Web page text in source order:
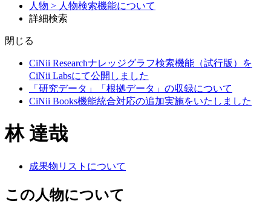
人物 > 人物検索機能について
詳細検索
閉じる
CiNii Researchナレッジグラフ検索機能（試行版）を
CiNii Labsにて公開しました
「研究データ」「根拠データ」の収録について
CiNii Books機能統合対応の追加実施をいたしました
林 達哉
成果物リストについて
この人物について